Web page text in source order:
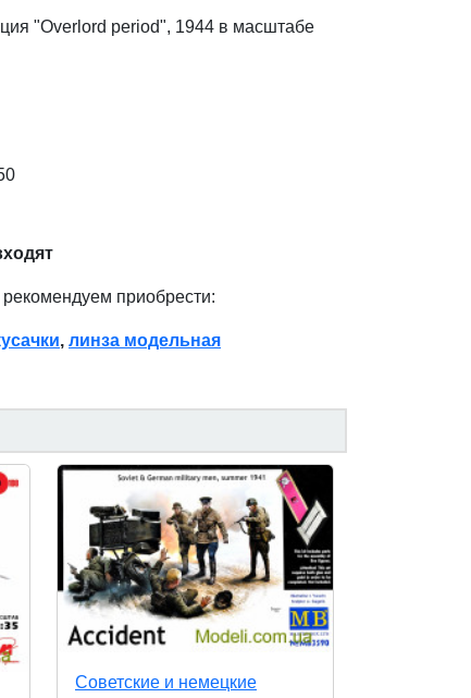
"Overlord period", 1944 в масштабе
приобрести:
, линза модельная
Советские и немецкие